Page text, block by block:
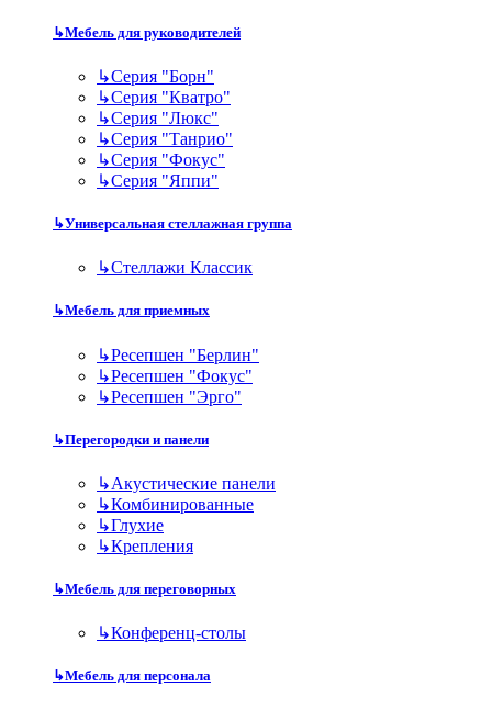
↳Мебель для руководителей
↳Серия "Борн"
↳Серия "Кватро"
↳Серия "Люкс"
↳Серия "Танрио"
↳Серия "Фокус"
↳Серия "Яппи"
↳Универсальная стеллажная группа
↳Стеллажи Классик
↳Мебель для приемных
↳Ресепшен "Берлин"
↳Ресепшен "Фокус"
↳Ресепшен "Эрго"
↳Перегородки и панели
↳Акустические панели
↳Комбинированные
↳Глухие
↳Крепления
↳Мебель для переговорных
↳Конференц-столы
↳Мебель для персонала